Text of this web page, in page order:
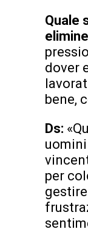
Quale
dover
bene,
Ds:
per